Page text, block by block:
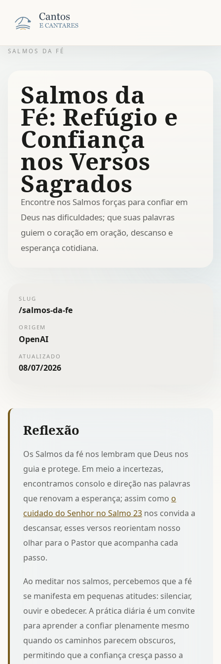
SALMOS DA FÉ
Salmos da
Fé: Refúgio e
Confiança
nos Versos
Sagrados
Encontre nos Salmos forças para confiar em
Deus nas dificuldades; que suas palavras
guiem o coração em oração, descanso e
esperança cotidiana.
SLUG
/salmos-da-fe
ORIGEM
OpenAI
ATUALIZADO
08/07/2026
Reflexão
Os Salmos da fé nos lembram que Deus nos
guia e protege. Em meio a incertezas,
encontramos consolo e direção nas palavras
que renovam a esperança; assim como o
cuidado do Senhor no Salmo 23 nos convida a
descansar, esses versos reorientam nosso
olhar para o Pastor que acompanha cada
passo.
Ao meditar nos salmos, percebemos que a fé
se manifesta em pequenas atitudes: silenciar,
ouvir e obedecer. A prática diária é um convite
paraaprender a confiar plenamente mesmo
quando os caminhos parecem obscuros,
permitindo que a confiança cresça passo a